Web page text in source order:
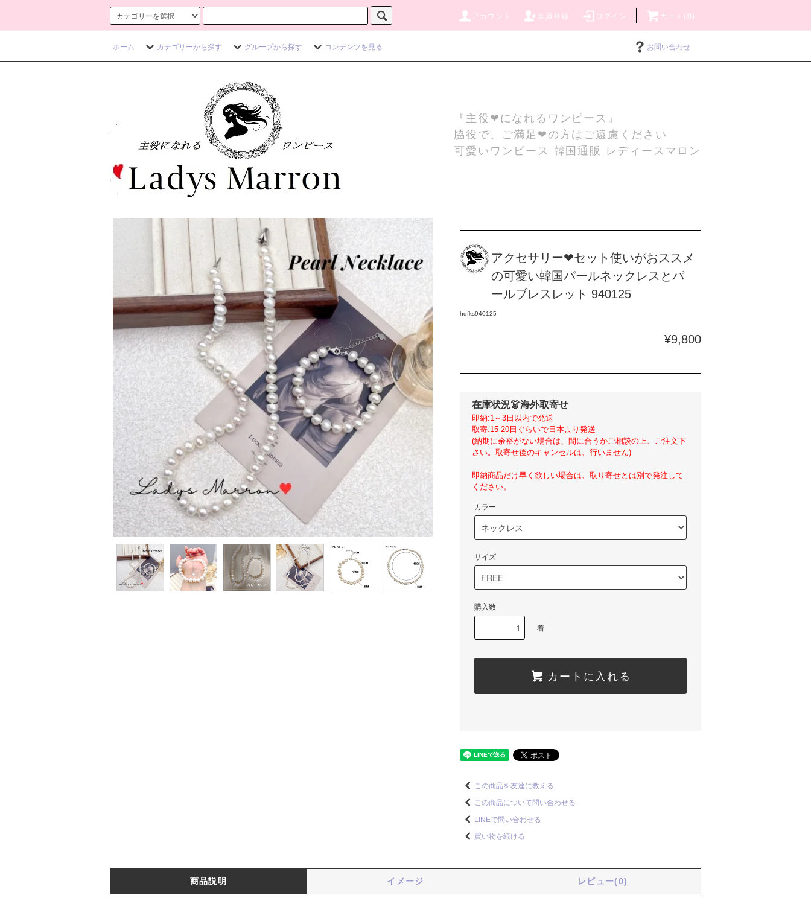
アカウント 会員登録 ログイン カート(0)
ホーム カテゴリーから探す グループから探す コンテンツを見る お問い合わせ
『主役❤になれるワンピース』
脇役で、ご満足❤の方はご遠慮ください
可愛いワンピース 韓国通販 レディースマロン
アクセサリー❤セット使いがおススメ
の可愛い韓国パールネックレスとパ
ールブレスレット 940125
hdfks940125
¥9,800
在庫状況👗海外取寄せ
即納:1～3日以内で発送
取寄:15-20日ぐらいで日本より発送
(納期に余裕がない場合は、間に合うかご相談の上、ご注文下
さい。取寄せ後のキャンセルは、行いません)
即納商品だけ早く欲しい場合は、取り寄せとは別で発注して
ください。
カラー
サイズ
購入数
着
カートに入れる
この商品を友達に教える
この商品について問い合わせる
LINEで問い合わせる
買い物を続ける
商品説明 イメージ レビュー(0)